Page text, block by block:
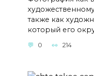
также как
который его
0 214